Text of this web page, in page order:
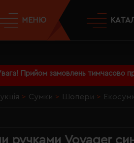
Прийом замовлень тимчасово
МЕНЮ
Сумки Шопери
ручками Voyager